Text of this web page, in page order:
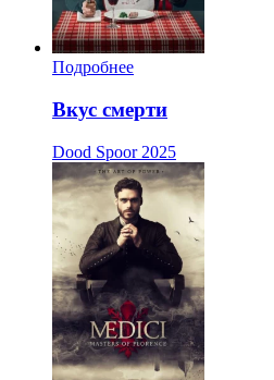
Подробнее
Вкус смерти
Dood Spoor 2025